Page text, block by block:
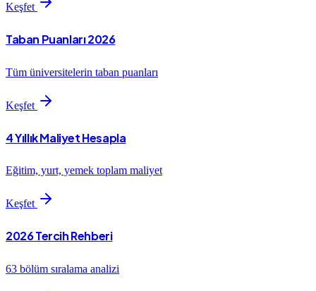
Keşfet
Taban Puanları 2026
Tüm üniversitelerin taban puanları
Keşfet
4 Yıllık Maliyet Hesapla
Eğitim, yurt, yemek toplam maliyet
Keşfet
2026 Tercih Rehberi
63 bölüm sıralama analizi